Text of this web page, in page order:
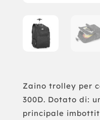
Zaino trolley per
300D. Dotato di:
principale